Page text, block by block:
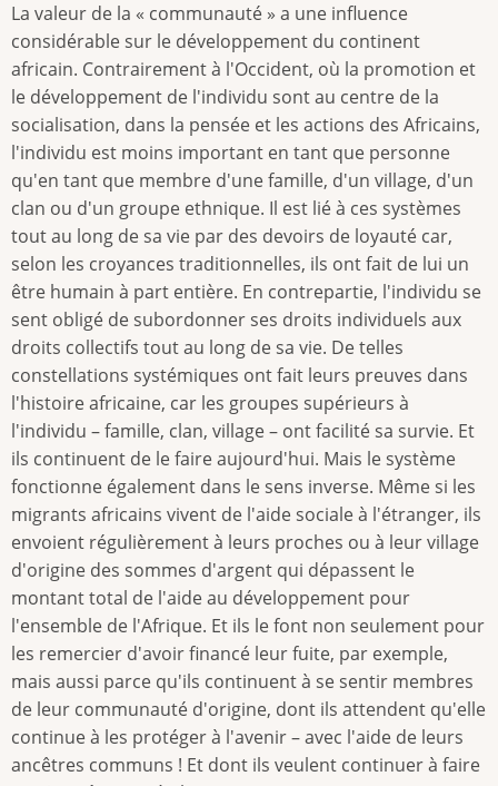
La valeur de la « communauté » a une influence
considérable sur le développement du continent
africain. Contrairement à l'Occident, où la promotion et
le développement de l'individu sont au centre de la
socialisation, dans la pensée et les actions des Africains,
l'individu est moins important en tant que personne
qu'en tant que membre d'une famille, d'un village, d'un
clan ou d'un groupe ethnique. Il est lié à ces systèmes
tout au long de sa vie par des devoirs de loyauté car,
selon les croyances traditionnelles, ils ont fait de lui un
être humain à part entière. En contrepartie, l'individu se
sent obligé de subordonner ses droits individuels aux
droits collectifs tout au long de sa vie. De telles
constellations systémiques ont fait leurs preuves dans
l'histoire africaine, car les groupes supérieurs à
l'individu – famille, clan, village – ont facilité sa survie. Et
ils continuent de le faire aujourd'hui. Mais le système
fonctionne également dans le sens inverse. Même si les
migrants africains vivent de l'aide sociale à l'étranger, ils
envoient régulièrement à leurs proches ou à leur village
d'origine des sommes d'argent qui dépassent le
montant total de l'aide au développement pour
l'ensemble de l'Afrique. Et ils le font non seulement pour
les remercier d'avoir financé leur fuite, par exemple,
mais aussi parce qu'ils continuent à se sentir membres
de leur communauté d'origine, dont ils attendent qu'elle
continue à les protéger à l'avenir – avec l'aide de leurs
ancêtres communs ! Et dont ils veulent continuer à faire